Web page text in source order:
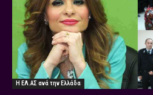
Η ΕΛ.ΑΣ ανά την Ελλάδα